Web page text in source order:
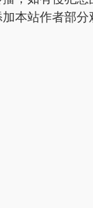
本站作者部分